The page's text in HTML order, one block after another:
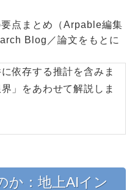
点まとめ（Arpable編集
Blog／論文をもとに
依存する推計を含みま
」をあわせて解説しま
か：地上AIイン